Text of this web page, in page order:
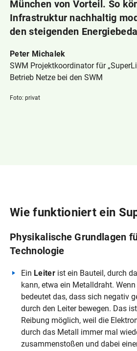
München von Vorteil. So
Infrastruktur nachhaltig
den steigenden
Peter Michalek
SWM Projektkoordinator für
Betrieb Netze bei den SWM
Foto: privat
Wie funktioniert ein
Physikalische Grundlagen
Technologie
Ein Leiterist ein Bauteil, durch
kann, etwa ein Metalldraht.
bedeutet das, dass sich negativ
durch den Leiter bewegen. Das
Reibung möglich, weil die
durch das Metall immer mal
zusammenstoßen und dabei